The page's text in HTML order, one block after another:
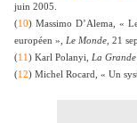
juin 2005.
(10) Massimo D’Alema, «
européen », Le Monde, 21
(11 ) Karl Polanyi, La
(12) Michel Rocard, « Un